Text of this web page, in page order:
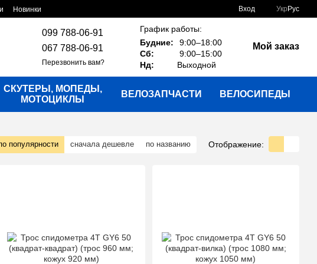
Новинки Вход Укр Рус
099 788-06-91
067 788-06-91
Перезвонить вам?
График работы:
Будние:
9:00–18:00
Сб:
9:00–15:00
Нд:
Выходной
Мой заказ
СКУТЕРЫ, МОПЕДЫ,
МОТОЦИКЛЫ
ВЕЛОЗАПЧАСТИ ВЕЛОСИПЕДЫ
популярности сначала дешевле по названию Отображение: